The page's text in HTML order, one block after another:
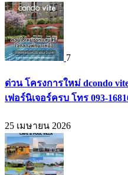
7
ด่วน โครงการใหม่ dcondo
เฟอร์นิเจอร์ครบ โทร 093-
25 เมษายน 2026